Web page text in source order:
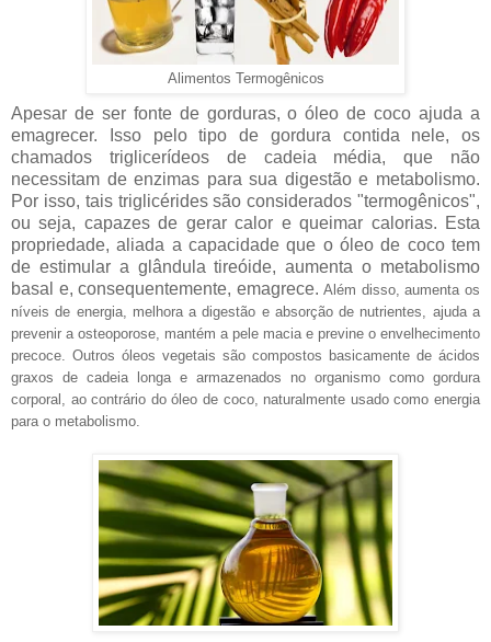
Alimentos Termogênicos
Apesar de ser fonte de gorduras, o óleo de coco ajuda a
emagrecer. Isso pelo tipo de gordura contida nele, os
chamados triglicerídeos de cadeia média, que não
necessitam de enzimas para sua digestão e metabolismo.
Por isso, tais triglicérides são considerados "termogênicos",
ou seja, capazes de gerar calor e queimar calorias. Esta
propriedade, aliada a capacidade que o óleo de coco tem
de estimular a glândula tireóide, aumenta o metabolismo
basal e, consequentemente, emagrece.Além disso, aumenta os
níveis de energia, melhora a digestão e absorção de nutrientes, ajuda a
prevenir a osteoporose, mantém a pele macia e previne o envelhecimento
precoce. Outros óleos vegetais são compostos basicamente de ácidos
graxos de cadeia longa e armazenados no organismo como gordura
corporal, ao contrário do óleo de coco, naturalmente usado como energia
para o metabolismo.